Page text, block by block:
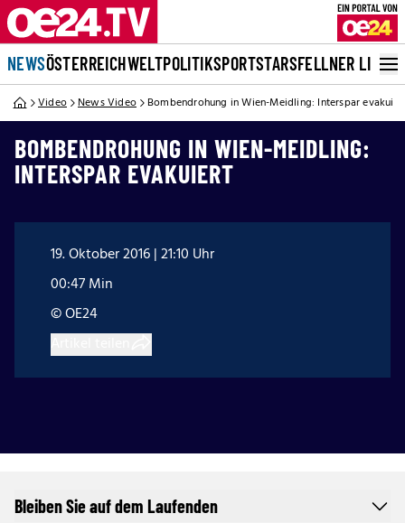
NEWSÖSTERREICHWELTPOLITIKSPORTSTARSFELLNER LIVE
Video News Video Bombendrohung in Wien-Meidling: Interspar
BOMBENDROHUNG IN WIEN-MEIDLING:
INTERSPAR EVAKUIERT
19. Oktober 2016 | 21:10 Uhr
00:47 Min
© OE24
Bleiben Sie auf dem Laufenden